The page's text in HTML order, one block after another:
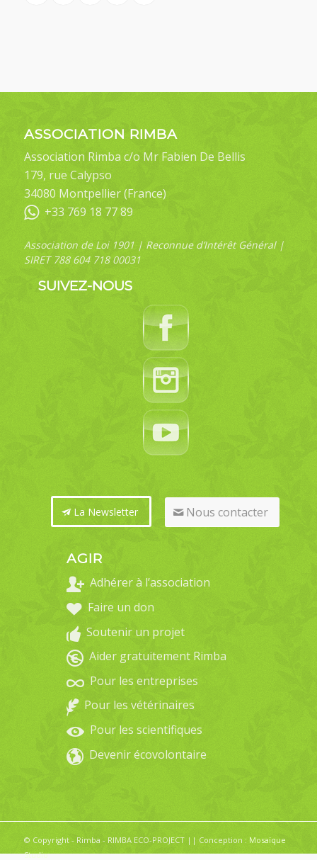
ASSOCIATION RIMBA
Association Rimba c/o Mr Fabien De Bellis
179, rue Calypso
34080 Montpellier (France)
+33 769 18 77 89
Association de Loi 1901 | Reconnue d’Intérêt Général |
SIRET 788 604 718 00031
SUIVEZ-NOUS
La Newsletter Nous contacter
AGIR
Adhérer à l’association
Faire un don
Soutenir un projet
Aider gratuitement Rimba
Pour les entreprises
Pour les vétérinaires
Pour les scientifiques
Devenir écovolontaire
© Copyright - Rimba - RIMBA ECO-PROJECT || Conception : Mosaïque
Studio